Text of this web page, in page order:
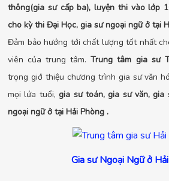
thông(gia sư cấp ba), luyện thi vào lớp
cho kỳ thi Đại Học, gia sư ngoại ngữ ở tại
Đảm bảo hướng tới chất lượng tốt nhất
viên của trung tâm. Trung tâm gia sư
trọng giớ thiệu chương trình gia sư văn
mọi lứa tuổi,gia sư toán, gia sư văn,
ngoại ngữ ở tại Hải Phòng .
Gia sư Ngoại Ngữ ở